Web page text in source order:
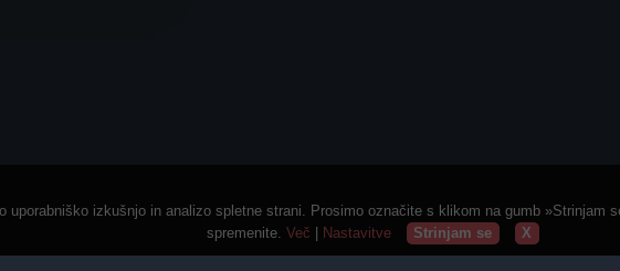
uporabniško izkušnjo in analizo spletne strani. Prosimo označite s klikom na gumb
spremenite. Več Nastavitve Strinjam se X